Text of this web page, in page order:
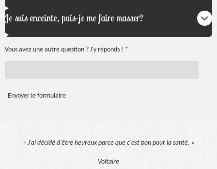
Je suis enceinte, puis-je me faire masser?
Vous avez une autre question ? J'y réponds ! *
Envoyer le formulaire
« J'ai décidé d'être heureux parce que c'est bon pour la santé. »
Voltaire